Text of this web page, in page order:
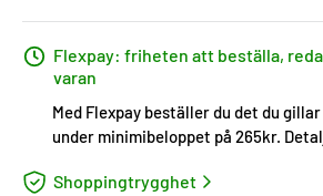
Flexpay: friheten att beställa,
varan
Med Flexpay beställer du det du gillar
under minimibeloppet på 265kr.
Shoppingtrygghet